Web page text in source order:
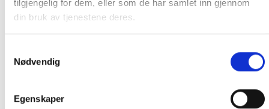
tilgjengelig for dem, eller som de har samlet inn gjennom
din bruk av tjenestene deres.
Nødvendig
Egenskaper
10 CyA-test tablettreagenser
2 AAA-batterier